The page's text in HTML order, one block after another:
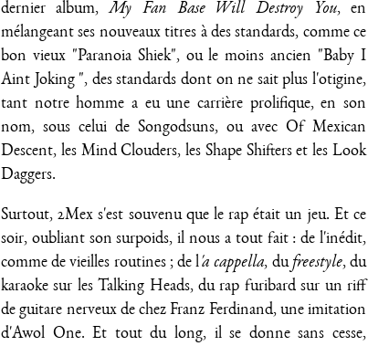
dernier album,My Fan Base Will Destroy You, en
mélangeant ses nouveaux titres à des standards, comme ce
bon vieux "Paranoia Shiek", ou le moins ancien "Baby I
Aint Joking ", des standards dont on ne sait plus l'otigine,
tant notre homme a eu une carrière prolifique, en son
nom, sous celui de Songodsuns, ou avec Of Mexican
Descent, les Mind Clouders, les Shape Shifters et les Look
Daggers.
Surtout, 2Mex s'est souvenu que le rap était un jeu. Et ce
soir, oubliant son surpoids, il nous a tout fait : de l'inédit,
comme de vieilles routines ; de l'a cappella, du freestyle, du
karaoke sur les Talking Heads, du rap furibard sur un riff
de guitare nerveux de chez Franz Ferdinand, une imitation
d'Awol One. Et tout du long, il se donne sans cesse,